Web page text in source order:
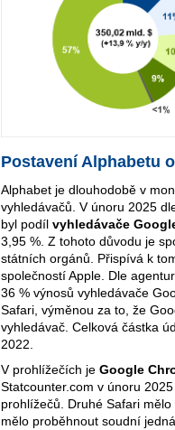
Postavení Alphabetu
Alphabet je dlouhodobě v
vyhledávačů. V únoru 2025
byl podíl vyhledávače
3,95 %. Z tohoto důvodu je
státních orgánů. Přispívá k
společností Apple. Dle
36 % výnosů vyhledávače
Safari, výměnou za to, že
vyhledávač. Celková částka
2022.
V prohlížečích je Google
Statcounter.com v únoru
prohlížečů. Druhé Safari
mělo proběhnout soudní